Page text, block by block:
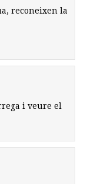
reconeixen la
i veure el